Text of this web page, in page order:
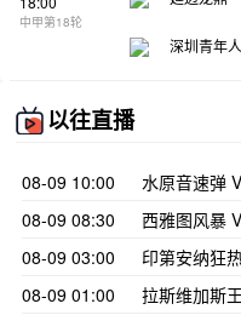
中甲第18轮
深圳青年人
以往直播
08-09 10:00
水原音速弹
08-09 08:30
西雅图风暴
08-09 03:00
印第安纳狂
08-09 01:00
拉斯维加斯